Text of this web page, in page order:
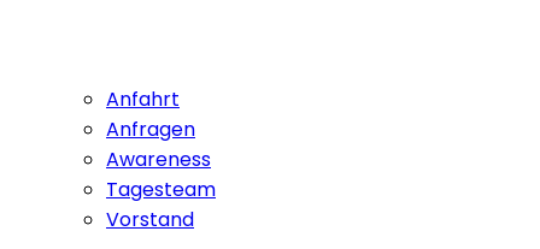
Anfahrt
Anfragen
Awareness
Tagesteam
Vorstand